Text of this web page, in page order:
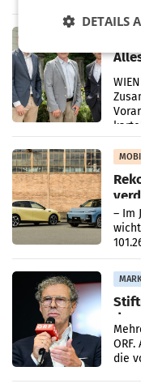
in
– Im
die
DETAILS